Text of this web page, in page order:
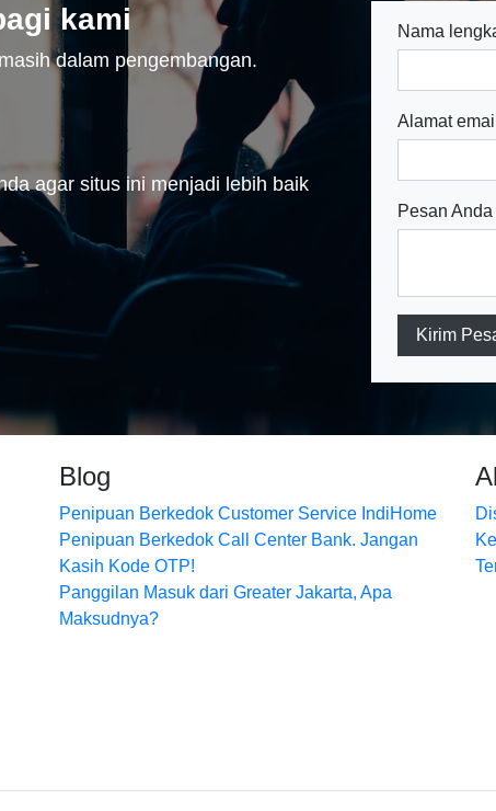
kami
dalam pengembangan.
agar situs ini menjadi lebih baik
Nama
Alamat
Pesan Anda
Kirim
Blog
Penipuan Berkedok Customer Service IndiHome
Penipuan Berkedok Call Center Bank. Jangan
Kasih Kode OTP!
Panggilan Masuk dari Greater Jakarta, Apa
Maksudnya?